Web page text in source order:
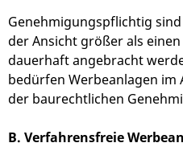
Genehmigungspflichtig
der Ansicht größer als
dauerhaft angebracht
bedürfen Werbeanlagen
der baurechtlichen
B. Verfahrensfreie